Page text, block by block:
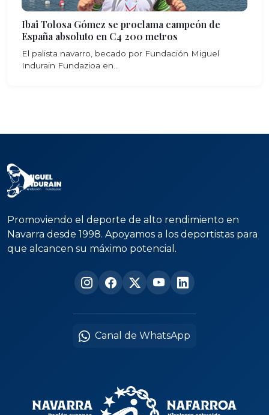
Ibai Tolosa Gómez se proclama campeón de
España absoluto en C4 200 metros
El palista navarro, becado por Fundación Miguel
Indurain Fundazioa en...
Promoviendo el deporte de alto rendimiento en
Navarra desde 1998. Apoyamos a los deportistas para
que alcancen su máximo potencial.
Canal de WhatsApp